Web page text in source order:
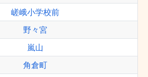
嵯峨小学校前
野々宮
嵐山
角倉町